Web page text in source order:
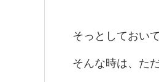
そっとしておい
そんな時は、た